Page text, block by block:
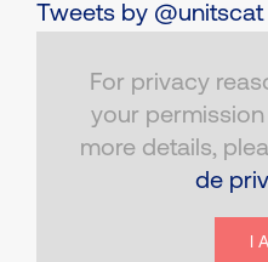
Tweets by @unitscat
For privacy
your
more details,
de
I